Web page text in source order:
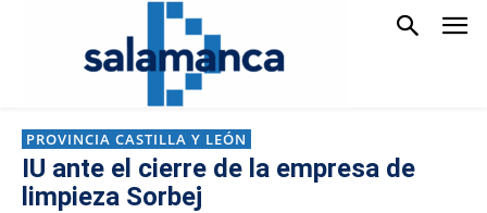
PROVINCIA CASTILLA Y LEÓN
IU ante el cierre de la empresa de
limpieza Sorbej